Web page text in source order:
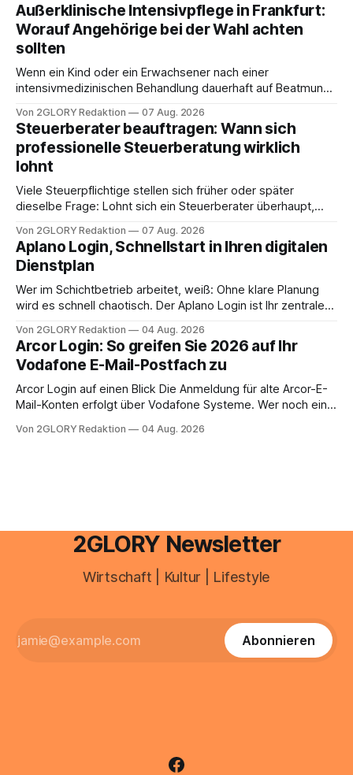
Außerklinische Intensivpflege in Frankfurt:
Worauf Angehörige bei der Wahl achten
sollten
Wenn ein Kind oder ein Erwachsener nach einer
intensivmedizinischen Behandlung dauerhaft auf Beatmung
angewiesen ist, stellt sich für Familien eine schwierige
Frage: Muss die Versorgung dauerhaft in der Klinik bleiben –
oder ist ein Leben zu Hause möglich? Die außerklinische
Intensivpflege bietet genau diese Alternative: Sie
Von 2GLORY Redaktion 07 Aug. 2026
Steuerberater beauftragen: Wann sich
professionelle Steuerberatung wirklich
lohnt
Viele Steuerpflichtige stellen sich früher oder später
dieselbe Frage: Lohnt sich ein Steuerberater überhaupt,
erledigen? Die kurze Antwort: Bei einfachen
Einkommensverhältnissen reicht häufig eine Steuersoftware
aus – sobald jedoch mehrere Einkunftsarten
zusammentreffen oder größere finanzielle Veränderungen
anstehen, zahlt sich professionelle Unterstützung meist
Von 2GLORY Redaktion 07 Aug. 2026
Aplano Login, Schnellstart in Ihren digitalen
Dienstplan
Wer im Schichtbetrieb arbeitet, weiß: Ohne klare Planung
wird es schnell chaotisch. Der Aplano Login ist Ihr zentraler
abwesenheiten und die gesamte kommunikation rund um
Ihr personal digital zu organisieren. In diesem Leitfaden
erfahren Sie alles, was Sie für einen reibungslosen Einstieg
brauchen, von der Registrierung
Von 2GLORY Redaktion 04 Aug. 2026
Arcor Login: So greifen Sie 2026 auf Ihr
Vodafone E-Mail-Postfach zu
Arcor Login auf einen Blick Die Anmeldung für alte Arcor-E-
Mail-Konten erfolgt über Vodafone Systeme. Wer noch eine
besitzt, loggt sich heute über das Vodafone E-Mail & Cloud
Von 2GLORY Redaktion 04 Aug. 2026
2GLORY Newsletter
Wirtschaft | Kultur | Lifestyle
Abonnieren